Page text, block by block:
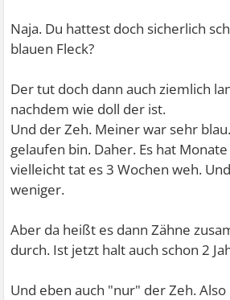
Naja. Du hattest doch sicherlich
blauen Fleck?
Der tut doch dann auch ziemlich
nachdem wie doll der ist.
Und der Zeh. Meiner war sehr
gelaufen bin. Daher. Es hat
vielleicht tat es 3 Wochen weh.
weniger.
Aber da heißt es dann Zähne
durch. Ist jetzt halt auch schon 2
Und eben auch "nur" der Zeh.